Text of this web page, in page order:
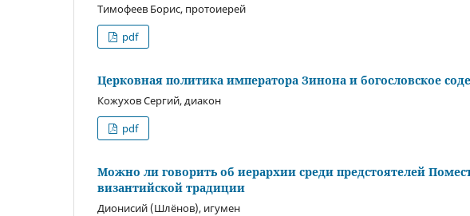
Тимофеев Борис, протоиерей
pdf
Церковная политика императора Зинона и богословское
Кожухов Сергий, диакон
pdf
Можно ли говорить об иерархии среди предстоятелей
византийской традиции
Дионисий (Шлёнов), игумен